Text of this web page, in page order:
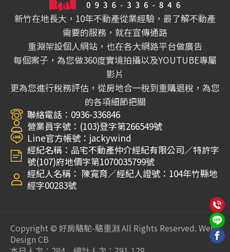
新竹在地長大，10年不動產從業經驗，最了解不動產
需要的服務，就在宣傳通路
重淵架設個人網站，也在各大網路平台做廣告
每個案子，為您做360度實境拍攝以及YOUTUBE專屬
影片
更為您進行稅務評估，從房地合一稅到重購退稅，為您
的各項細節把關
聯絡電話：0936-336846
營業員字號：(103)登字第266549號
Line官方帳號：jackywind
經紀名稱：品宅不動產仲介經紀有限公司∕特許字
號(107)府地價字第1070035799號
經紀人名稱： 陳寬育∕經紀人證號：104年竹縣地
經字00283號
Copyright © 好房駱駝-駱重淵 All Rights Reserved. Web
Design CB